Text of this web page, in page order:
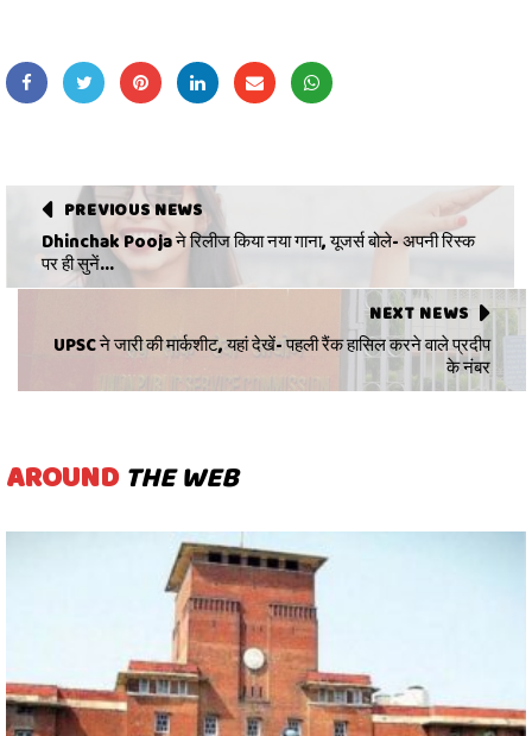
PREVIOUS NEWS
Dhinchak Pooja ने रिलीज किया नया गाना, यूजर्स बोले- अपनी रिस्क
पर ही सुनें...
NEXT NEWS
UPSC ने जारी की मार्कशीट, यहां देखें- पहली रैंक हासिल करने वाले प्रदीप
के नंबर
AROUND THE WEB